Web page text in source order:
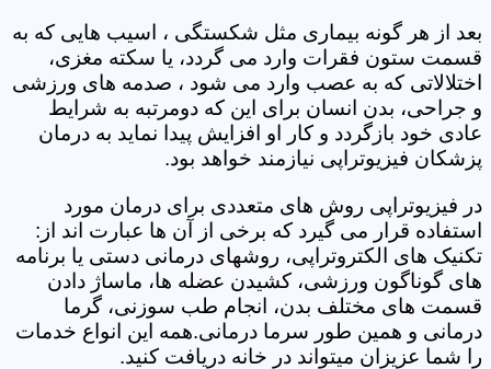
بعد از هر گونه بیماری مثل شکستگی ، اسیب هایی که به
قسمت ستون فقرات وارد می گردد، یا سکته مغزی،
اختلالاتی که به عصب وارد می شود ، صدمه های ورزشی
و جراحی، بدن انسان برای این که دومرتبه به شرایط
عادی خود بازگردد و کار او افزایش پیدا نماید به درمان
پزشکان فیزیوتراپی نیازمند خواهد بود.
در فیزیوتراپی روش های متعددی برای درمان مورد
استفاده قرار می گیرد که برخی از آن ها عبارت اند از:
تکنیک های الکتروتراپی، روشهای درمانی دستی یا برنامه
های گوناگون ورزشی، کشیدن عضله ها، ماساژ دادن
قسمت های مختلف بدن، انجام طب سوزنی، گرما
درمانی و همین طور سرما درمانی.همه این انواع خدمات
را شما عزیزان میتواند در خانه دریافت کنید.